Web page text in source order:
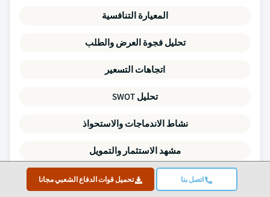
اتصل بنا تحميل قوات الدفاع الشعبي مجانا
المعيارة التنافسية
تحليل فجوة العرض والطلب
اتجاهات التسعير
تحليل SWOT
نشاط الاندماجات والاستحواذ
مشهد الاستثمار والتمويل
ملفات الشركات